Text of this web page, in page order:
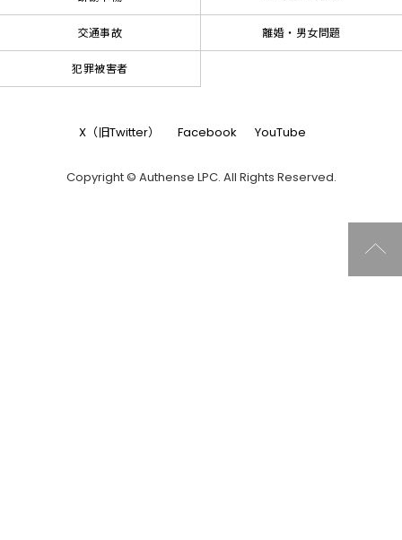
交通事故 離婚・男女問題
犯罪被害者
X（旧Twitter） Facebook YouTube
Copyright © Authense LPC. All Rights Reserved.